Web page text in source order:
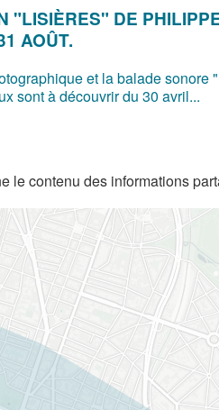
"LISIÈRES" DE
AOÛT.
et la balade sonore
sont à découvrir du 30 avril...
contenu des informations